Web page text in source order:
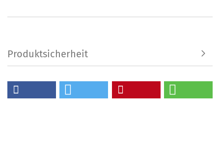
Produktsicherheit